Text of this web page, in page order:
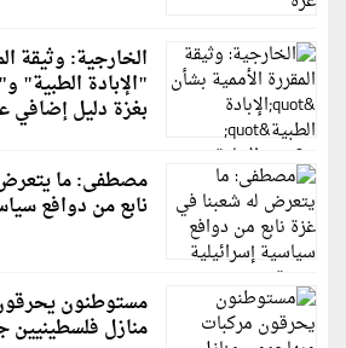
الخارجية: وثيقة
"الإبادة الطبية"
بغزة دليل إضافي
مصطفى: ما
نابع من دوافع
مستوطنون
منازل فلسطينيين